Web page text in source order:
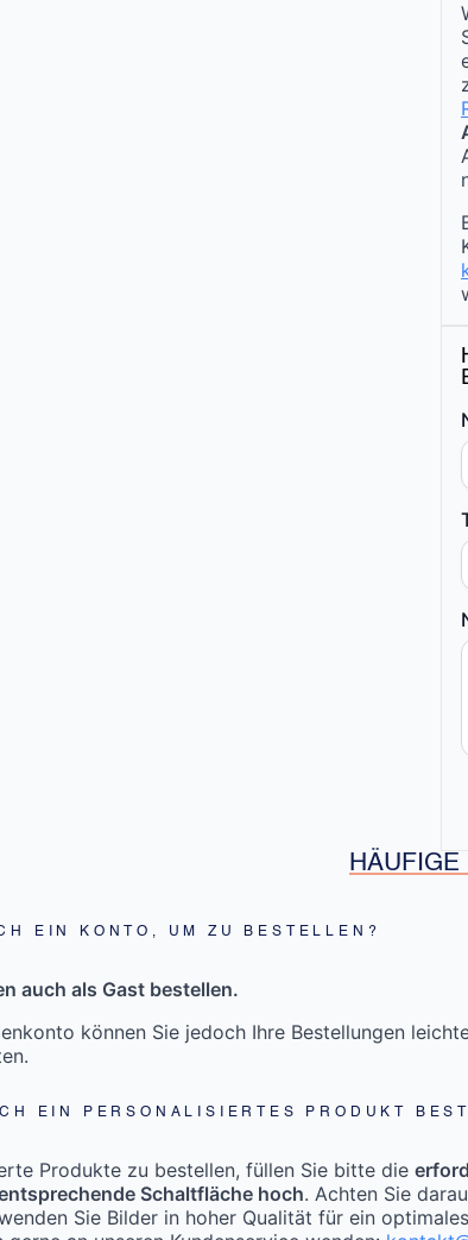
HÄUFIGE
EIN KONTO, UM ZU BESTELLEN?
auch als Gast bestellen.
können Sie jedoch Ihre Bestellungen
EIN PERSONALISIERTES PRODUKT
Produkte zu bestellen, füllen Sie bitte die
Schaltfläche hoch. Achten Sie
Sie Bilder in hoher Qualität für ein